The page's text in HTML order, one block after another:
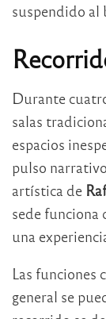
suspendido al
Durante
salas
espacios
pulso
artística de
sede funciona
una
Las funciones
general se